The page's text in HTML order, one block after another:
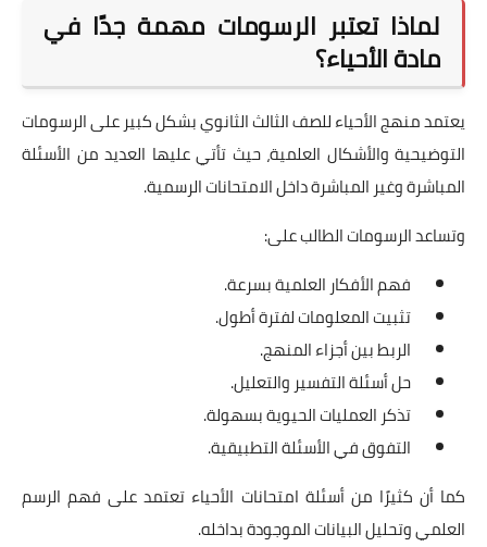
لماذا تعتبر الرسومات مهمة جدًا في
مادة الأحياء؟
يعتمد منهج الأحياء للصف الثالث الثانوي بشكل كبير على الرسومات
التوضيحية والأشكال العلمية، حيث تأتي عليها العديد من الأسئلة
المباشرة وغير المباشرة داخل الامتحانات الرسمية.
وتساعد الرسومات الطالب على:
فهم الأفكار العلمية بسرعة.
تثبيت المعلومات لفترة أطول.
الربط بين أجزاء المنهج.
حل أسئلة التفسير والتعليل.
تذكر العمليات الحيوية بسهولة.
التفوق في الأسئلة التطبيقية.
كما أن كثيرًا من أسئلة امتحانات الأحياء تعتمد على فهم الرسم
العلمي وتحليل البيانات الموجودة بداخله.